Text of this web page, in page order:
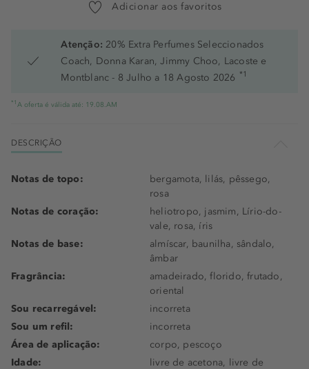
Adicionar aos favoritos
Atenção: 20% Extra Perfumes Seleccionados
Coach, Donna Karan, Jimmy Choo, Lacoste e
Montblanc - 8 Julho a 18 Agosto 2026 *1
*1 A oferta é válida até: 19.08.AM
DESCRIÇÃO
Notas de topo:
bergamota, lilás, pêssego,
rosa
Notas de coração:
heliotropo, jasmim, Lírio-do-
vale, rosa, íris
Notas de base:
almíscar, baunilha, sândalo,
âmbar
Fragrância:
amadeirado, florido, frutado,
oriental
Sou recarregável:
incorreta
Sou um refil:
incorreta
Área de aplicação:
corpo, pescoço
Idade:
livre de acetona, livre de